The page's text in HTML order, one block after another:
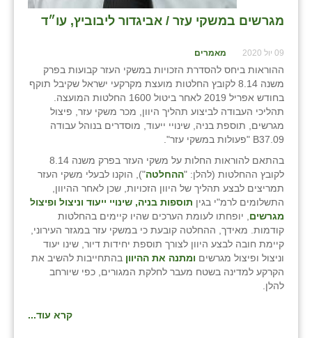
מגרשים במשקי עזר / אביגדור ליבוביץ, עו״ד
09 יול 2020 מאמרים
ההוראות ביחס להסדרת הזכויות במשקי העזר קבועות בפרק
משנה 8.14 לקובץ החלטות מועצת מקרקעי ישראל שקיבל תוקף
בחודש אפריל 2019 לאחר ביטול 1600 החלטות המועצה.
תהליכי העבודה לביצוע תהליך היוון, מכר משקי עזר, פיצול
מגרשים, תוספת בניה, שינויי ייעוד, מוסדרים בנוהל עבודה
B37.09 "פעולות במשקי עזר".
בהתאם להוראות החלות על משקי העזר בפרק משנה 8.14
לקובץ ההחלטות (להלן: "ההחלטה"), הוקנו לבעלי משקי העזר
תמריצים לבצע תהליך של היוון הזכויות, שכן לאחר ההיוון,
התשלומים לרמ"י בגין תוספות בניה, שינויי ייעוד וניצול ופיצול
מגרשים , יופחתו לעומת הערכים שהיו קיימים בהחלטות
קודמות. מאידך, ההחלטה קובעת כי במשקי עזר במגזר העירוני,
קיימת חובה לבצע היוון לצורך תוספת יחידות דיור, שינו יעוד
וניצול ופיצול מגרשים ומתנה את ההיוון בהתחייבות להשיב את
הקרקע למדינה בשטח מעבר לחלקת המגורים, כפי שיורחב
להלן.
קרא עוד...